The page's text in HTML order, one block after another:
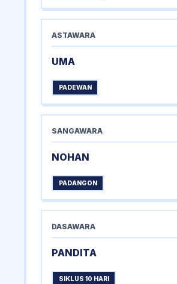
ASTAWARA
UMA
PADEWAN
SANGAWARA
NOHAN
PADANGON
DASAWARA
PANDITA
SIKLUS 10 HARI